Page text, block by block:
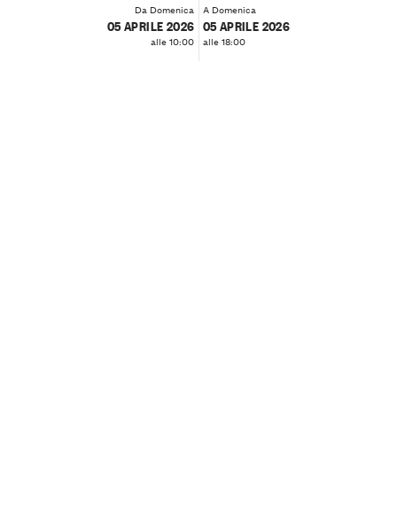
Da Domenica
05 APRILE 2026
alle 10:00
A Domenica
05 APRILE 2026
alle 18:00